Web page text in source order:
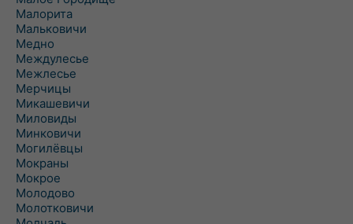
Малорита
Мальковичи
Медно
Междулесье
Межлесье
Мерчицы
Микашевичи
Миловиды
Минковичи
Могилёвцы
Мокраны
Мокрое
Молодово
Молотковичи